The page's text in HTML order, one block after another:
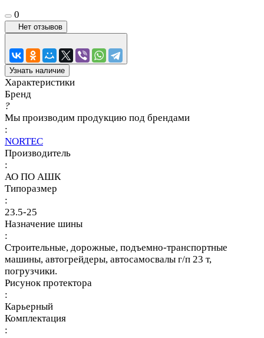
0
Нет отзывов
Узнать наличие
Характеристики
Бренд
?
Мы производим продукцию под брендами
:
NORTEC
Производитель
:
АО ПО АШК
Типоразмер
:
23.5-25
Назначение шины
:
Строительные, дорожные, подъемно-транспортные
машины, автогрейдеры, автосамосвалы г/п 23 т,
погрузчики.
Рисунок протектора
:
Карьерный
Комплектация
: